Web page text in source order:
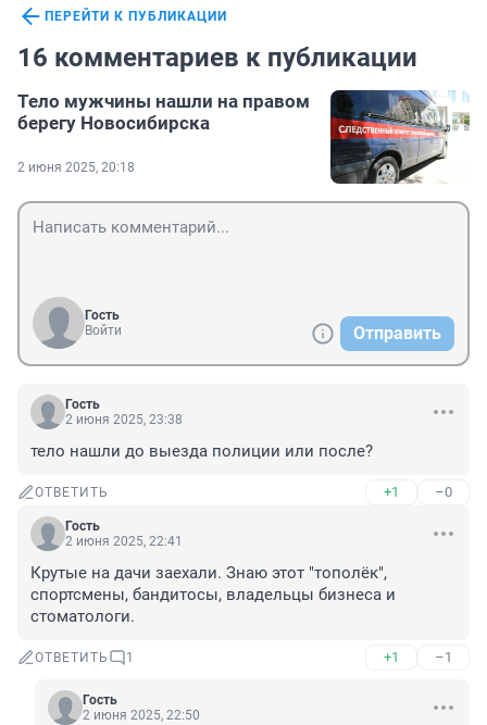
ПЕРЕЙТИ К ПУБЛИКАЦИИ
16 комментариев к публикации
Тело мужчины нашли на правом
берегу Новосибирска
2 июня 2025, 20:18
Гость
Войти
Отправить
Гость
2 июня 2025, 23:38
тело нашли до выезда полиции или после?
ОТВЕТИТЬ +1 –0
Гость
2 июня 2025, 22:41
Крутые на дачи заехали. Знаю этот "тополёк",
спортсмены, бандитосы, владельцы бизнеса и
стоматологи.
ОТВЕТИТЬ 1 +1 –1
Гость
2 июня 2025, 22:50